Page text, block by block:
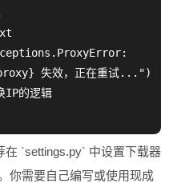
失效，正在重试...")
IP的逻辑
在 `settings.py` 中设置下载器
你需要自己编写或使用现成